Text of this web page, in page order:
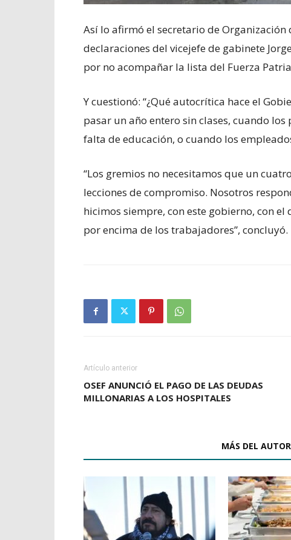
Así lo afirmó el secretario de Organización
declaraciones del vicejefe de gabinete
por no acompañar la lista del Fuerza
Y cuestionó: “¿Qué autocrítica hace el
pasar un año entero sin clases, cuando
falta de educación, o cuando los
“Los gremios no necesitamos que un
lecciones de compromiso. Nosotros
hicimos siempre, con este gobierno, con
por encima de los trabajadores”, concluyó.
Artículo anterior
OSEF ANUNCIÓ EL PAGO DE LAS DEUDAS
MILLONARIAS A LOS HOSPITALES
MÁS DEL AUTOR